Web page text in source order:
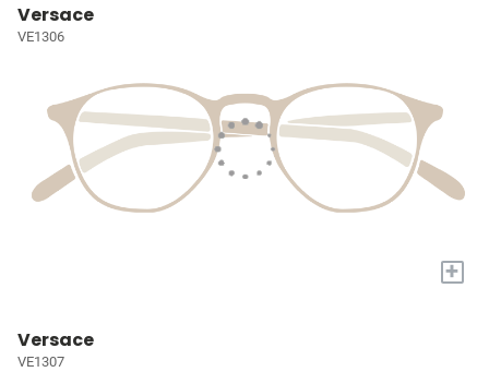
Versace
VE1306
+
Versace
VE1307